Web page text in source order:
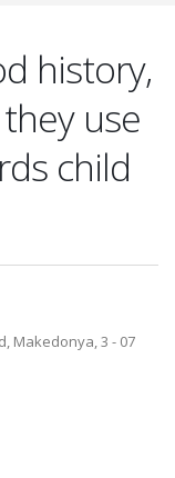
history,
use
child
Makedonya, 3 - 07